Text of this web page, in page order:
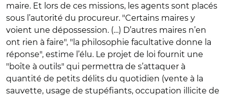
maire. Et lors de ces missions, les agents sont placés
sous l’autorité du procureur. "Certains maires y
voient une dépossession. (…) D’autres maires n’en
ont rien à faire", "la philosophie facultative donne la
réponse", estime l’élu. Le projet de loi fournit une
"boîte à outils" qui permettra de s’attaquer à
quantité de petits délits du quotidien (vente à la
sauvette, usage de stupéfiants, occupation illicite de